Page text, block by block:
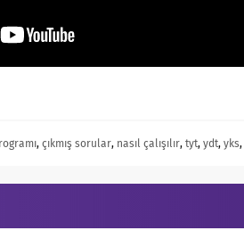
, çıkmış sorular, nasıl çalışılır, tyt, ydt, yks,